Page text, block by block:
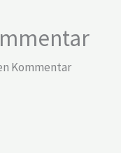
Kommentar